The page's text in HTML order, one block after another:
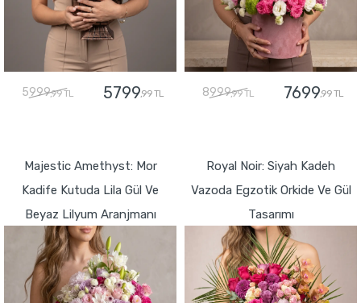
5999,99 TL 5799,99 TL 8999,99 TL 7699,99 TL
Majestic Amethyst: Mor
Kadife Kutuda Lila Gül Ve
Beyaz Lilyum Aranjmanı
Royal Noir: Siyah Kadeh
Vazoda Egzotik Orkide Ve Gül
Tasarımı